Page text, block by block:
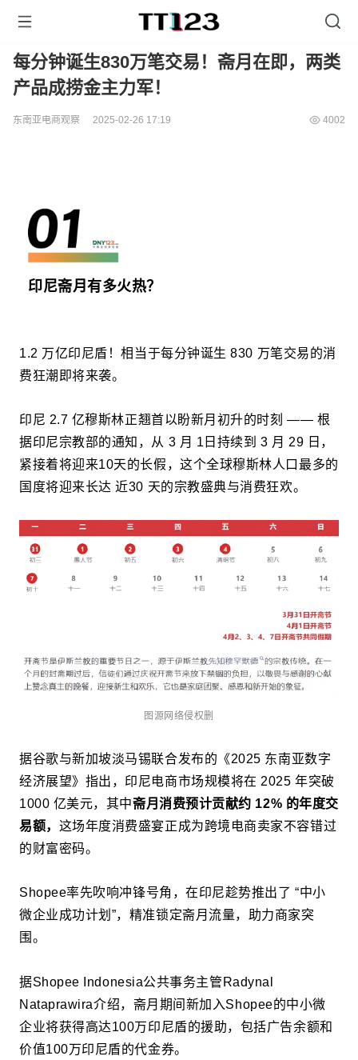
每分钟诞生830万笔交易！斋月在即，两类
产品成捞金主力军！
东南亚电商观察 2025-02-26 17:19 4002
印尼斋月有多火热？
1.2 万亿印尼盾！相当于每分钟诞生 830 万笔交易的消
费狂潮即将来袭。
印尼 2.7 亿穆斯林正翘首以盼新月初升的时刻 —— 根
据印尼宗教部的通知，从 3 月 1日持续到 3 月 29 日，
紧接着将迎来10天的长假，这个全球穆斯林人口最多的
国度将迎来长达 近30 天的宗教盛典与消费狂欢。
图源网络侵权删
据谷歌与新加坡淡马锡联合发布的《2025 东南亚数字
经济展望》指出，印尼电商市场规模将在 2025 年突破
1000 亿美元，其中斋月消费预计贡献约 12% 的年度交
易额， 这场年度消费盛宴正成为跨境电商卖家不容错过
的财富密码。
Shopee率先吹响冲锋号角，在印尼趁势推出了 “中小
微企业成功计划”，精准锁定斋月流量，助力商家突
围。
据Shopee Indonesia公共事务主管Radynal
Nataprawira介绍，斋月期间新加入Shopee的中小微
企业将获得高达100万印尼盾的援助，包括广告余额和
价值100万印尼盾的代金券。